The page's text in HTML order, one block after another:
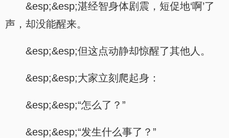
&esp;&esp;湛经智身体剧震，短促地‘啊’了
声，却没能醒来。
&esp;&esp;但这点动静却惊醒了其他人。
&esp;&esp;大家立刻爬起身：
&esp;&esp;“怎么了？”
&esp;&esp;“发生什么事了？”